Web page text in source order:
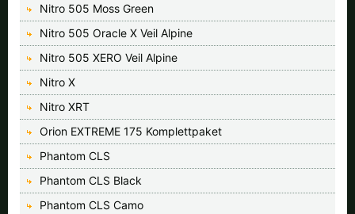
Nitro 505 Moss Green
Nitro 505 Oracle X Veil Alpine
Nitro 505 XERO Veil Alpine
Nitro X
Nitro XRT
Orion EXTREME 175 Komplettpaket
Phantom CLS
Phantom CLS Black
Phantom CLS Camo